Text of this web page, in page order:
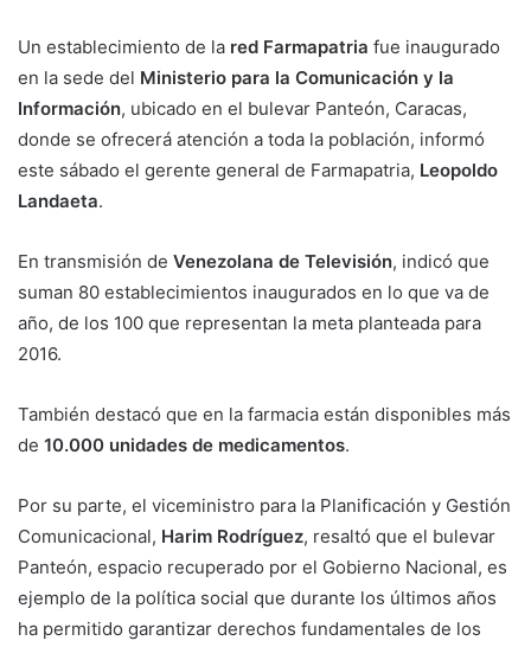
Un establecimiento de la red Farmapatria fue inaugurado
en la sede del Ministerio para la Comunicación y la
Información, ubicado en el bulevar Panteón, Caracas,
donde se ofrecerá atención a toda la población, informó
este sábado el gerente general de Farmapatria, Leopoldo
Landaeta.
En transmisión de Venezolana de Televisión, indicó que
suman 80 establecimientos inaugurados en lo que va de
año, de los 100 que representan la meta planteada para
2016.
También destacó que en la farmacia están disponibles más
de 10.000 unidades de medicamentos.
Por su parte, el viceministro para la Planificación y Gestión
Comunicacional, Harim Rodríguez, resaltó que el bulevar
Panteón, espacio recuperado por el Gobierno Nacional, es
ejemplo de la política social que durante los últimos años
ha permitido garantizar derechos fundamentales de los